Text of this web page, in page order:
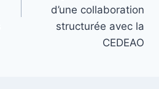
d’une collaboration
structurée avec la
CEDEAO